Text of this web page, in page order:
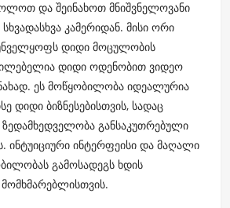
და შეინახოთ მნიშვნელოვანი
კამერიდან. მისი ორი
დიდი მოცულობის
დიდი ოდენობით ვიდეო
ეს მოწყობილობა იდეალურია
დიდი ბიზნესებისთვის, სადაც
განსაკუთრებული
ინტუიციური ინტერფეისი და მაღალი
გამოსადეგს ხდის
მომხმარებლისთვის.